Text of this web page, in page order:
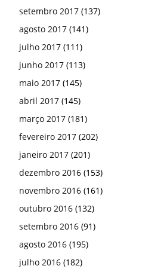
setembro 2017 (137)
agosto 2017 (141)
julho 2017 (111)
junho 2017 (113)
maio 2017 (145)
abril 2017 (145)
março 2017 (181)
fevereiro 2017 (202)
janeiro 2017 (201)
dezembro 2016 (153)
novembro 2016 (161)
outubro 2016 (132)
setembro 2016 (91)
agosto 2016 (195)
julho 2016 (182)